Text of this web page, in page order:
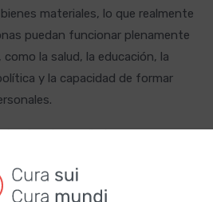
materiales, lo que realmente
puedan funcionar plenamente
como la salud, la educación, la
y la capacidad de formar
en este campo. Sin embargo,